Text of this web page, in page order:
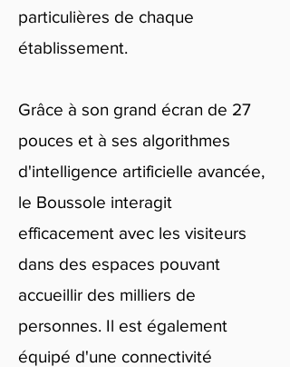
particulières de chaque
établissement.
Grâce à son grand écran de 27
pouces et à ses algorithmes
d'intelligence artificielle avancée,
le Boussole interagit
efficacement avec les visiteurs
dans des espaces pouvant
accueillir des milliers de
personnes. Il est également
équipé d'une connectivité